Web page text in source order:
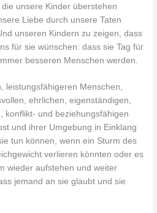
unsere Kinder überstehen
Liebe durch unsere Taten
unseren Kindern zu zeigen, dass
für sie wünschen: dass sie Tag für
besseren Menschen werden.
leistungsfähigeren Menschen,
ehrlichen, eigenständigen,
konflikt- und beziehungsfähigen
und ihrer Umgebung in Einklang
tun können, wenn ein Sturm des
verlieren könnten oder es
wieder aufstehen und weiter
jemand an sie glaubt und sie